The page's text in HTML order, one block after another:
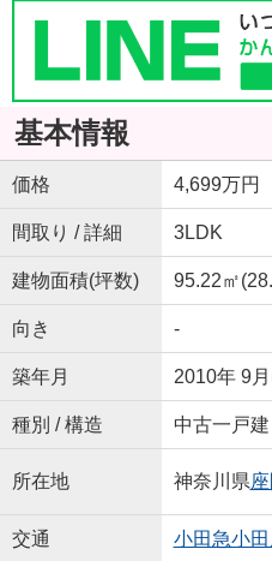
基本情報
価格 4,699万円
間取り / 詳細 3LDK
建物面積(坪数) 95.22㎡
向き -
築年月 2010年 9
種別 / 構造 中古一戸
所在地 神奈川県
交通 小田急小